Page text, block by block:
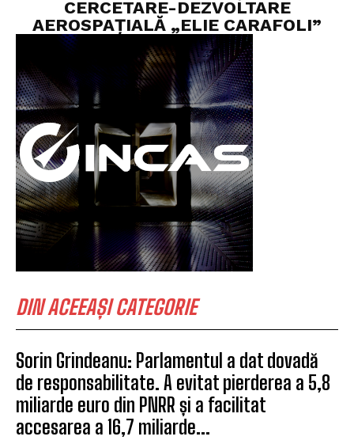
CERCETARE-DEZVOLTARE
AEROSPAȚIALĂ „ELIE CARAFOLI”
DIN ACEEAȘI CATEGORIE
Sorin Grindeanu: Parlamentul a dat dovadă
de responsabilitate. A evitat pierderea a 5,8
miliarde euro din PNRR și a facilitat
accesarea a 16,7 miliarde...